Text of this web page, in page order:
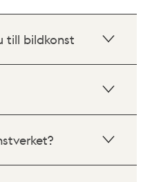
till bildkonst